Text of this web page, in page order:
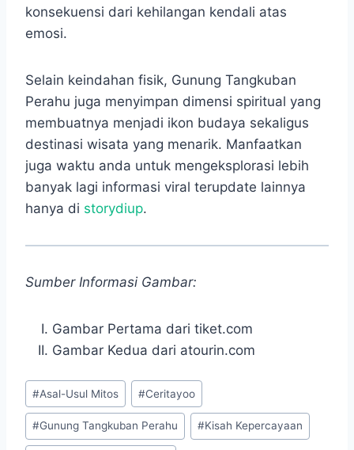
konsekuensi dari kehilangan kendali atas
emosi.
Selain keindahan fisik, Gunung Tangkuban
Perahu juga menyimpan dimensi spiritual yang
membuatnya menjadi ikon budaya sekaligus
destinasi wisata yang menarik. Manfaatkan
juga waktu anda untuk mengeksplorasi lebih
banyak lagi informasi viral terupdate lainnya
hanya di storydiup.
Sumber Informasi Gambar:
Gambar Pertama dari tiket.com
Gambar Kedua dari atourin.com
Post
Tags:
#Asal-Usul Mitos #Ceritayoo
#Gunung Tangkuban Perahu #Kisah Kepercayaan